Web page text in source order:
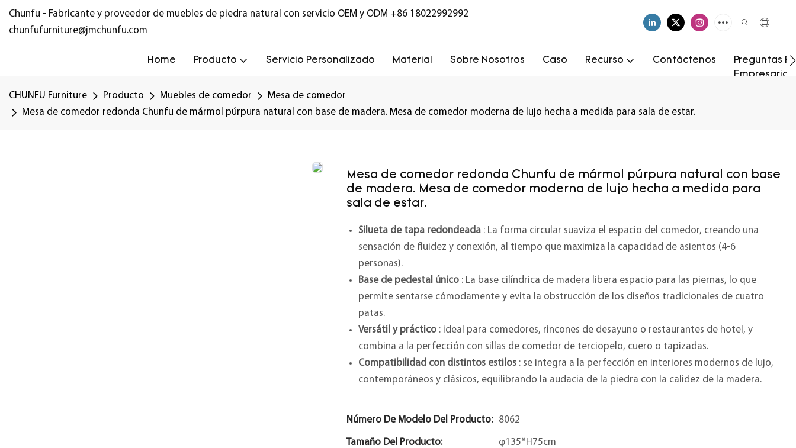
Chunfu - Fabricante y proveedor de muebles de piedra natural con servicio OEM y ODM +86 18022992992
chunfufurniture@jmchunfu.com
Home Producto Servicio Personalizado Material Sobre Nosotros Caso Recurso Contáctenos
Preguntas
CHUNFU Furniture Producto Muebles de comedor
Mesa de comedor
Mesa de comedor redonda Chunfu de mármol púrpura natural con base de madera. Mesa de comedor moderna de lujo hecha a medida para sala de estar.
Mesa de comedor redonda Chunfu de mármol púrpura natural con base
de madera. Mesa de comedor moderna de lujo hecha a medida para
sala de estar.
Silueta de tapa redondeada : La forma circular suaviza el espacio del comedor, creando una
sensación de fluidez y conexión, al tiempo que maximiza la capacidad de asientos (4-6
personas).
Base de pedestal único : La base cilíndrica de madera libera espacio para las piernas, lo que
permite sentarse cómodamente y evita la obstrucción de los diseños tradicionales de cuatro
patas.
Versátil y práctico : ideal para comedores, rincones de desayuno o restaurantes de hotel, y
combina a la perfección con sillas de comedor de terciopelo, cuero o tapizadas.
Compatibilidad con distintos estilos : se integra a la perfección en interiores modernos de lujo,
contemporáneos y clásicos, equilibrando la audacia de la piedra con la calidez de la madera.
Número De Modelo Del Producto: 8062
Tamaño Del Producto: φ135*H75cm